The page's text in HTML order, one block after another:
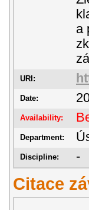
a
URI:
Date:
Availability:
Department:
Discipline: -
Citace